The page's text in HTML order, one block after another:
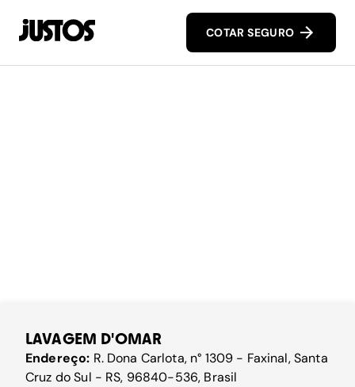
COTAR SEGURO
LAVAGEM D'OMAR
Endereço: R. Dona Carlota, n° 1309 - Faxinal, Santa
Cruz do Sul - RS, 96840-536, Brasil